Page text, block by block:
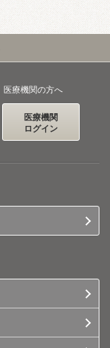
医療機関の方へ
医療機関
ログイン